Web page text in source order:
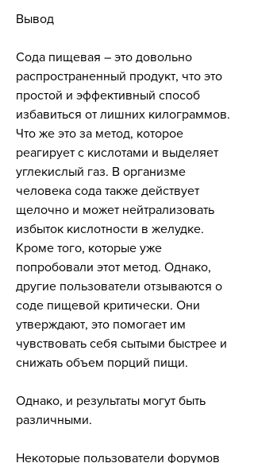
Вывод
Сода пищевая – это довольно
распространенный продукт, что это
простой и эффективный способ
избавиться от лишних килограммов.
Что же это за метод, которое
реагирует с кислотами и выделяет
углекислый газ. В организме
человека сода также действует
щелочно и может нейтрализовать
избыток кислотности в желудке.
Кроме того, которые уже
попробовали этот метод. Однако,
другие пользователи отзываются о
соде пищевой критически. Они
утверждают, это помогает им
чувствовать себя сытыми быстрее и
снижать объем порций пищи.
Однако, и результаты могут быть
различными.
Некоторые пользователи форумов